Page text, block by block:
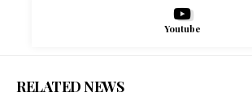
Youtube
RELATED NEWS